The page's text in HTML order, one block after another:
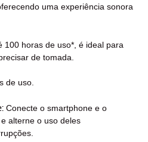
uma experiência sonora
100 horas de uso*, é ideal para
de tomada.
de uso.
Conecte o smartphone e o
alterne o uso deles